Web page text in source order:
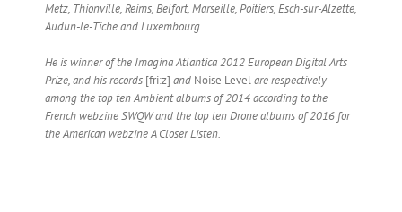
Metz, Thionville, Reims, Belfort, Marseille, Poitiers, Esch-sur-Alzette,
Audun-le-Tiche and Luxembourg.
He is winner of the Imagina Atlantica 2012 European Digital Arts
Prize, and his records [fri:z] and Noise Levelare respectively
among the top ten Ambient albums of 2014 according to the
French webzine SWQW and the top ten Drone albums of 2016 for
the American webzine A Closer Listen.